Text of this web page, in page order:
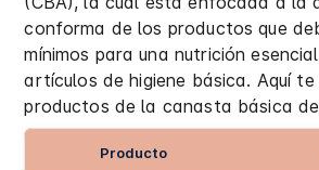
conforma de los productos que
mínimos para una nutrición
artículos de higiene básica. Aquí te
productos de la canasta básica
Producto